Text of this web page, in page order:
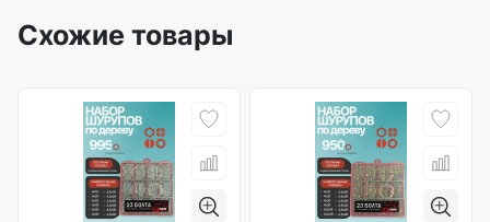
Схожие товары